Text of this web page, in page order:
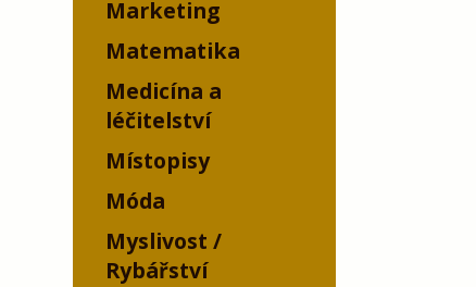
Marketing
Matematika
Medicína a
léčitelství
Místopisy
Móda
Myslivost /
Rybářství